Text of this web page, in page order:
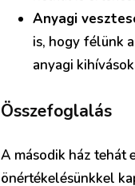
Anyagi
is, hogy félünk
anyagi
Összefoglalás
A második ház tehát
önértékelésünkkel